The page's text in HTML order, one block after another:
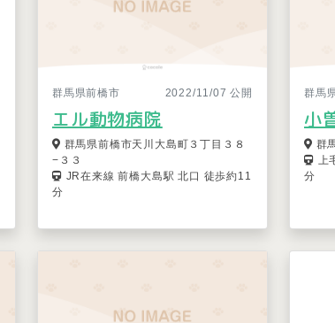
群馬県前橋市 2022/11/07 公開
エル動物病院
群馬県前橋市天川大島町３丁目３８
−３３
JR在来線 前橋大島駅 北口 徒歩約11
分
群馬
小
群
上
分